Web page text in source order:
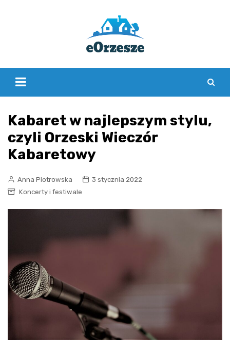
Kabaret w najlepszym stylu,
czyli Orzeski Wieczór
Kabaretowy
Anna Piotrowska
3 stycznia 2022
Koncerty i festiwale